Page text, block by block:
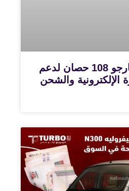
شينراي X30 كارجو 108 حصان لدعم
الإلكترونية والشحن